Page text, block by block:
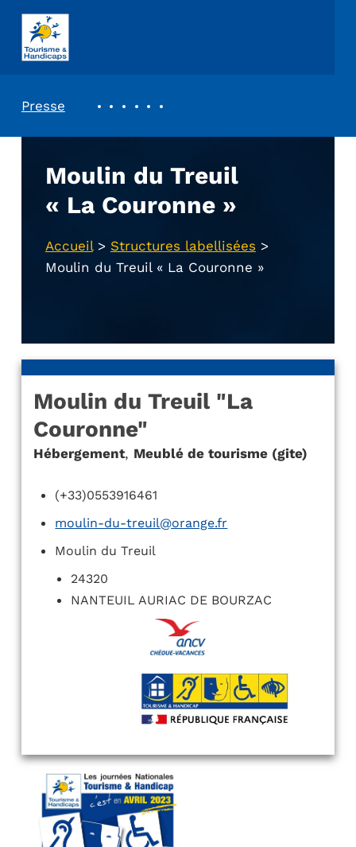
ASSOCIATION TOURISME ET HANDICAPS
Presse
Moulin du Treuil
« La Couronne »
Accueil> Structures labellisées >
Moulin du Treuil « La Couronne »
Moulin du Treuil "La
Couronne"
Hébergement, Meublé de tourisme (gite)
(+33)0553916461
moulin-du-treuil@orange.fr
Moulin du Treuil
24320
NANTEUIL AURIAC DE BOURZAC